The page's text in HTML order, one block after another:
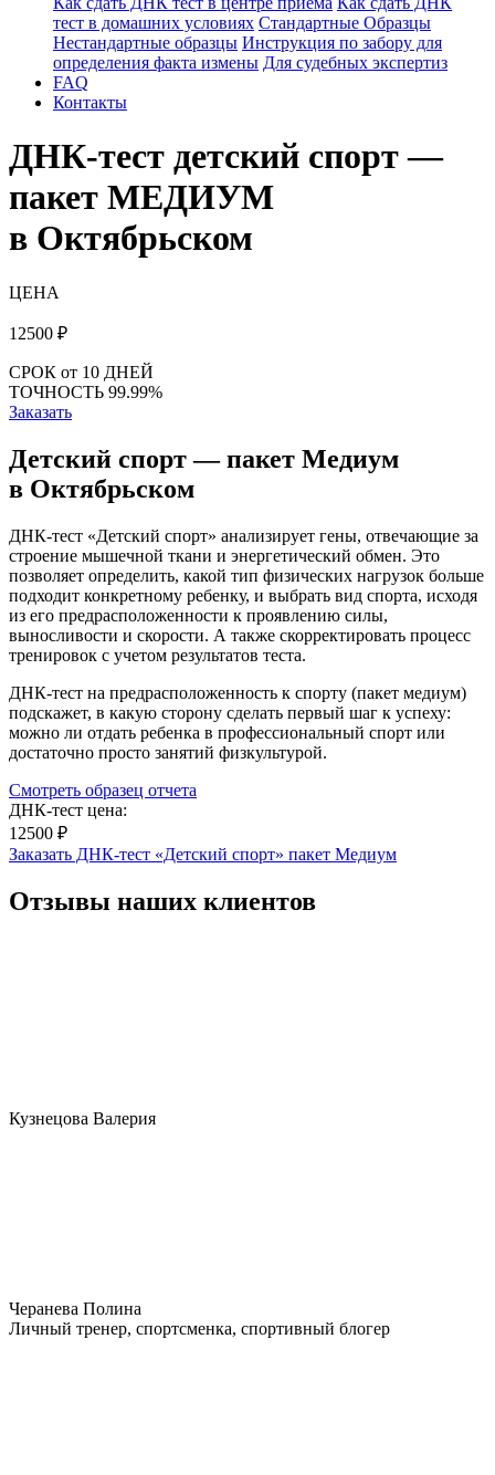
тест в домашних условиях Стандартные Образцы
Нестандартные образцы Инструкция по забору для
определения факта измены Для судебных экспертиз
FAQ
Контакты
ДНК-тест детский спорт —
пакет МЕДИУМ
в Октябрьском
ЦЕНА
12500 ₽
СРОК от 10 ДНЕЙ
ТОЧНОСТЬ 99.99%
Заказать
Детский спорт — пакет Медиум
в Октябрьском
ДНК-тест «Детский спорт» анализирует гены, отвечающие за
строение мышечной ткани и энергетический обмен. Это
позволяет определить, какой тип физических нагрузок больше
подходит конкретному ребенку, и выбрать вид спорта, исходя
из его предрасположенности к проявлению силы,
выносливости и скорости. А также скорректировать процесс
тренировок с учетом результатов теста.
ДНК-тест на предрасположенность к спорту (пакет медиум)
подскажет, в какую сторону сделать первый шаг к успеху:
можно ли отдать ребенка в профессиональный спорт или
достаточно просто занятий физкультурой.
Смотреть образец отчета
ДНК-тест цена:
12500 ₽
Заказать ДНК-тест «Детский спорт» пакет Медиум
Отзывы наших клиентов
Кузнецова Валерия
Черанева Полина
Личный тренер, спортсменка, спортивный блогер